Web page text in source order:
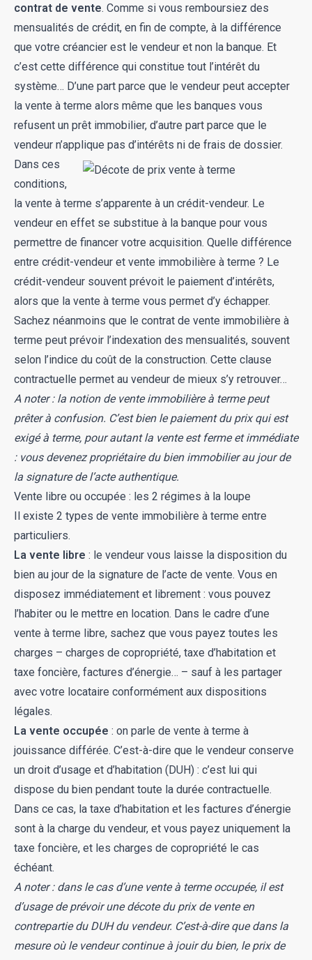
contrat de vente. Comme si vous remboursiez des
mensualités de crédit, en fin de compte, à la différence
que votre créancier est le vendeur et non la banque. Et
c’est cette différence qui constitue tout l’intérêt du
système… D’une part parce que le vendeur peut accepter
la vente à terme alors même que les banques vous
refusent un prêt immobilier, d’autre part parce que le
vendeur n’applique pas d’intérêts ni de frais de dossier.
Dans ces
conditions,
la vente à terme s’apparente à un crédit-vendeur. Le
vendeur en effet se substitue à la banque pour vous
permettre de financer votre acquisition. Quelle différence
entre crédit-vendeur et vente immobilière à terme ? Le
crédit-vendeur souvent prévoit le paiement d’intérêts,
alors que la vente à terme vous permet d’y échapper.
Sachez néanmoins que le contrat de vente immobilière à
terme peut prévoir l’indexation des mensualités, souvent
selon l’indice du coût de la construction. Cette clause
contractuelle permet au vendeur de mieux s’y retrouver…
A noter : la notion de vente immobilière à terme peut
prêter à confusion. C’est bien le paiement du prix qui est
exigé à terme, pour autant la vente est ferme et immédiate
: vous devenez propriétaire du bien immobilier au jour de
la signature de l’acte authentique.
Vente libre ou occupée : les 2 régimes à la loupe
Il existe 2 types de vente immobilière à terme entre
particuliers.
La vente libre : le vendeur vous laisse la disposition du
bien au jour de la signature de l’acte de vente. Vous en
disposez immédiatement et librement : vous pouvez
l’habiter ou le mettre en location. Dans le cadre d’une
vente à terme libre, sachez que vous payez toutes les
charges – charges de copropriété, taxe d’habitation et
taxe foncière, factures d’énergie… – sauf à les partager
avec votre locataire conformément aux dispositions
légales.
La vente occupée : on parle de vente à terme à
jouissance différée. C’est-à-dire que le vendeur conserve
un droit d’usage et d’habitation (DUH) : c’est lui qui
dispose du bien pendant toute la durée contractuelle.
Dans ce cas, la taxe d’habitation et les factures d’énergie
sont à la charge du vendeur, et vous payez uniquement la
taxe foncière, et les charges de copropriété le cas
échéant.
A noter : dans le cas d’une vente à terme occupée, il est
d’usage de prévoir une décote du prix de vente en
contrepartie du DUH du vendeur. C’est-à-dire que dans la
mesure où le vendeur continue à jouir du bien, le prix de